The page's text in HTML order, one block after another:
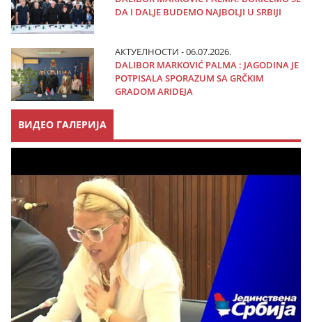
DA I DALJE BUDEMO NAJBOLJI U SRBIJI
АКТУЕЛНОСТИ - 06.07.2026.
DALIBOR MARKOVIĆ PALMA : JAGODINA JE
POTPISALA SPORAZUM SA GRČKIM
GRADOM ARIDEJA
ВИДЕО ГАЛЕРИЈА